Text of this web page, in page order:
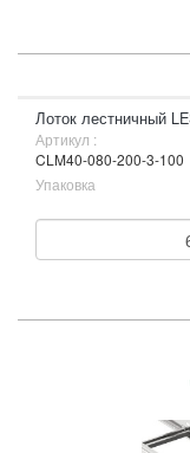
Лоток лестничный
Артикул :
CLM40-080-200-3-100
Упаковка